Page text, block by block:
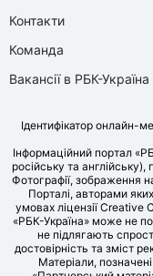
Контакти
Команда
Вакансії в РБК-Україна
Ідентифікатор онлайн-
Інформаційний портал
російську та
Фотографії, зображення
Порталі, авторами
умовах ліцензії
«РБК-Україна» може не
не підлягають
достовірність та зміст
Матеріали,